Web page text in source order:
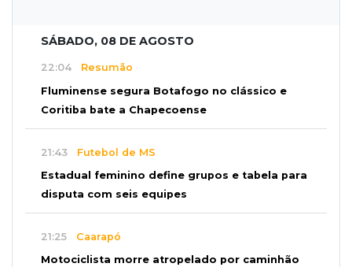
SÁBADO, 08 DE AGOSTO
22:04 Resumão
Fluminense segura Botafogo no clássico e
Coritiba bate a Chapecoense
21:43 Futebol de MS
Estadual feminino define grupos e tabela para
disputa com seis equipes
21:25 Caarapó
Motociclista morre atropelado por caminhão